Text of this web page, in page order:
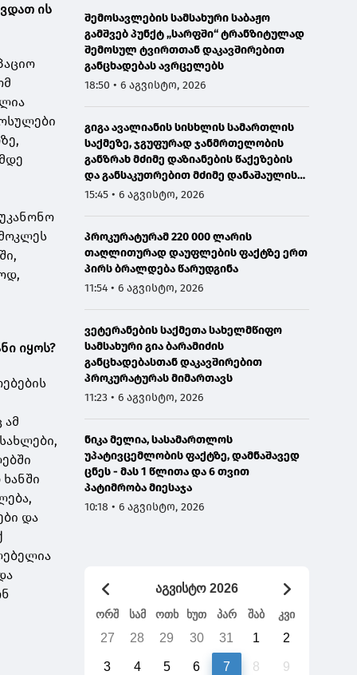
ის
იყოს?
ამ
და
შემოსავლების სამსახური საბაჟო
გამშვებ პუნქტ „სარფში“ ტრანზიტულად
შემოსულ ტვირთთან დაკავშირებით
განცხადებას ავრცელებს
18:50 • 6 აგვისტო, 2026
გიგა ავალიანის სისხლის სამართლის
საქმეზე, ჯგუფურად ჯანმრთელობის
განზრახ მძიმე დაზიანების წაქეზების
და განსაკუთრებით მძიმე დანაშაულის
შეუტყობინებლობის ფაქტებზე ორ პირს
15:45 • 6 აგვისტო, 2026
პროკურატურამ 220 000 ლარის
თაღლითურად დაუფლების ფაქტზე ერთ
პირს ბრალდება წარუდგინა
11:54 • 6 აგვისტო, 2026
ვეტერანების საქმეთა სახელმწიფო
სამსახური გია ბარამიძის
განცხადებასთან დაკავშირებით
პროკურატურას მიმართავს
11:23 • 6 აგვისტო, 2026
ნიკა მელია, სასამართლოს
უპატივცემლობის ფაქტზე, დამნაშავედ
ცნეს - მას 1 წლითა და 6 თვით
პატიმრობა მიესაჯა
10:18 • 6 აგვისტო, 2026
აგვისტო 2026
ორშ სამ ოთხ ხუთ პარ შაბ კვი
27 28 29 30 31 1 2
3 4 5 6 7 8 9